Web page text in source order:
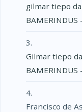
gilmar tiepo
BAMERINDUS
Gilmar tiepo
BAMERINDUS
Francisco de